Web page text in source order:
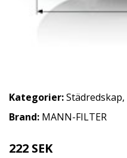
Kategorier:Städredskap,
Brand: MANN-FILTER
222 SEK